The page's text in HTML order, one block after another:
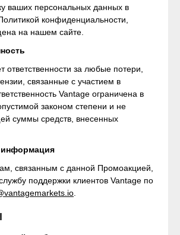
ваших персональных данных в
конфиденциальности,
на нашем сайте.
ответственности за любые потери,
связанные с участием в
Vantage ограничена в
законом степени и не
суммы средств, внесенных
информация
связанным с данной Промоакцией,
поддержки клиентов Vantage по